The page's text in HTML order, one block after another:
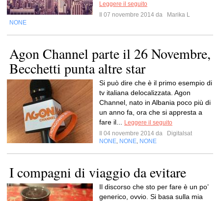
Leggere il seguito
Il 07 novembre 2014 da
Marika L
NONE
Agon Channel parte il 26 Novembre,
Becchetti punta altre star
Si può dire che è il primo esempio di
tv italiana delocalizzata. Agon
Channel, nato in Albania poco più di
un anno fa, ora che si appresta a
fare il...
Leggere il seguito
Il 04 novembre 2014 da
Digitalsat
NONE NONE NONE
I compagni di viaggio da evitare
Il discorso che sto per fare è un po’
generico, ovvio. Si basa sulla mia